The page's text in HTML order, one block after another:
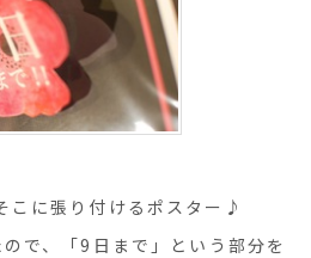
こに張り付けるポスター♪
で、「9日まで」という部分を